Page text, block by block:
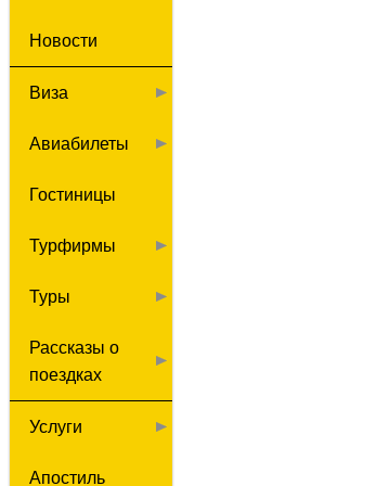
Новости
Виза
Авиабилеты
Гостиницы
Турфирмы
Туры
Рассказы о
поездках
Услуги
Апостиль